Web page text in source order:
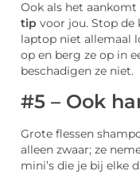
Ook als het aankomt
tip voor jou. Stop de
laptop niet allemaal
op en berg ze op in
beschadigen ze niet.
#5 – Ook
Grote flessen
alleen zwaar; ze
mini’s die je bij elke